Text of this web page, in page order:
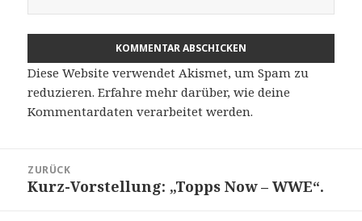
Diese Website verwendet Akismet, um Spam zu
reduzieren.Erfahre mehr darüber, wie deine
Kommentardaten verarbeitet werden.
ZURÜCK
Vorheriger
Kurz-Vorstellung: „Topps Now – WWE“.